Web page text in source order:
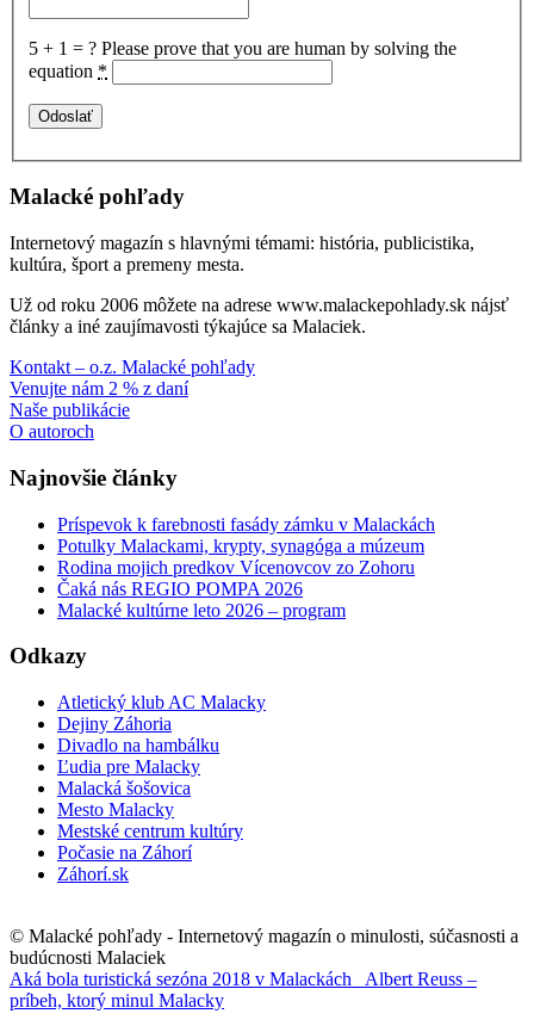
5 + 1 = ? Please prove that you are human by solving the
equation *
Malacké pohľady
Internetový magazín s hlavnými témami: história, publicistika,
kultúra, šport a premeny mesta.
Už od roku 2006 môžete na adrese www.malackepohlady.sk nájsť
články a iné zaujímavosti týkajúce sa Malaciek.
Kontakt – o.z. Malacké pohľady
Venujte nám 2 % z daní
Naše publikácie
O autoroch
Najnovšie články
Príspevok k farebnosti fasády zámku v Malackách
Potulky Malackami, krypty, synagóga a múzeum
Rodina mojich predkov Vícenovcov zo Zohoru
Čaká nás REGIO POMPA 2026
Malacké kultúrne leto 2026 – program
Odkazy
Atletický klub AC Malacky
Dejiny Záhoria
Divadlo na hambálku
Ľudia pre Malacky
Malacká šošovica
Mesto Malacky
Mestské centrum kultúry
Počasie na Záhorí
Záhorí.sk
© Malacké pohľady - Internetový magazín o minulosti, súčasnosti a
budúcnosti Malaciek
Aká bola turistická sezóna 2018 v Malackách
Albert Reuss –
príbeh, ktorý minul Malacky